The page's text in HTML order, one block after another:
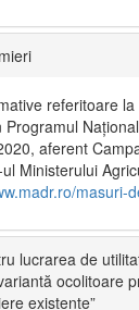
referitoare
aferent
Ministerului
masuri-
lucrarea de
ocolitoare
existente”